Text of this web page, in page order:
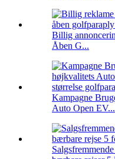
Billig
Åben G...
Kampagne
Auto Open EV...